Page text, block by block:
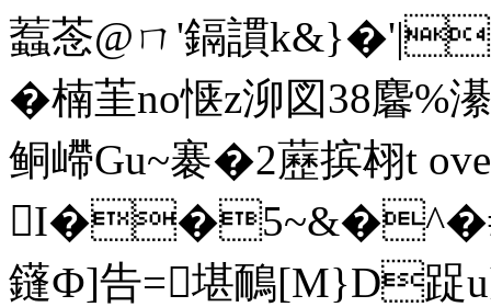
蠚菍@ㄇ'鎘謴
�楠茥no惬z泖図38麘%
鲖嵽Gu~褰�2藶摈翉t
I��5~&�^�#|
鑝Ф]告=堪鴯[M}D踀u